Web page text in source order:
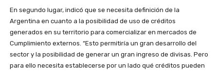
En segundo lugar, indicó que se necesita definición de la
Argentina en cuanto a la posibilidad de uso de créditos
generados en su territorio para comercializar en mercados de
Cumplimiento externos. “Esto permitiría un gran desarrollo del
sector y la posibilidad de generar un gran ingreso de divisas. Pero
para ello necesita establecerse por un lado qué créditos pueden